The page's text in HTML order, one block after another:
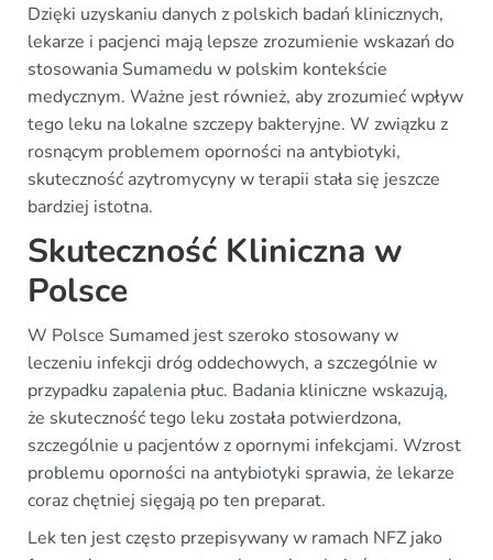
Dzięki uzyskaniu danych z polskich badań klinicznych,
lekarze i pacjenci mają lepsze zrozumienie wskazań do
stosowania Sumamedu w polskim kontekście
medycznym. Ważne jest również, aby zrozumieć wpływ
tego leku na lokalne szczepy bakteryjne. W związku z
rosnącym problemem oporności na antybiotyki,
skuteczność azytromycyny w terapii stała się jeszcze
bardziej istotna.
Skuteczność Kliniczna w
Polsce
W Polsce Sumamed jest szeroko stosowany w
leczeniu infekcji dróg oddechowych, a szczególnie w
przypadku zapalenia płuc. Badania kliniczne wskazują,
że skuteczność tego leku została potwierdzona,
szczególnie u pacjentów z opornymi infekcjami. Wzrost
problemu oporności na antybiotyki sprawia, że lekarze
coraz chętniej sięgają po ten preparat.
Lek ten jest często przepisywany w ramach NFZ jako